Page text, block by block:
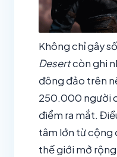
Không chỉ gây
Desertcòn ghi
đông đảo trên
250.000 người
điểm ra mắt.
tâm lớn từ cộng
thế giới mở